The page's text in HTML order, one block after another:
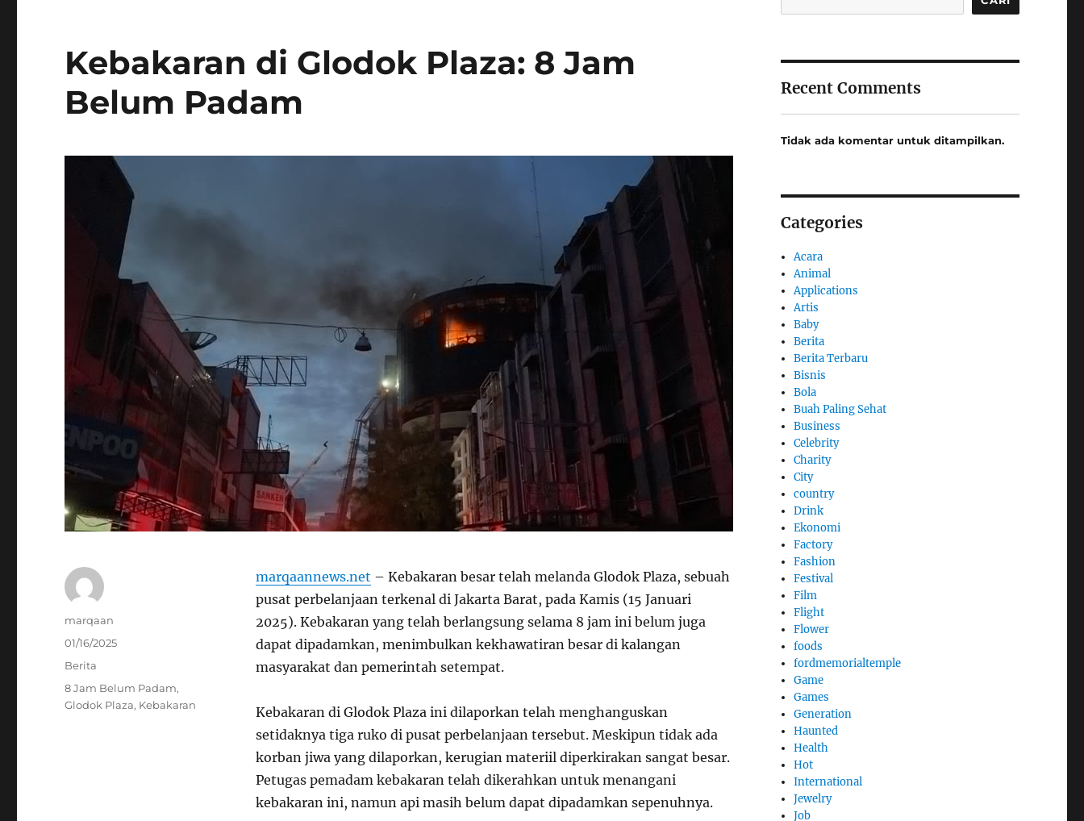
Kebakaran di Glodok Plaza: 8 Jam
Belum Padam
marqaannews.net – Kebakaran besar telah melanda Glodok Plaza, sebuah
pusat perbelanjaan terkenal di Jakarta Barat, pada Kamis (15 Januari
2025). Kebakaran yang telah berlangsung selama 8 jam ini belum juga
dapat dipadamkan, menimbulkan kekhawatiran besar di kalangan
masyarakat dan pemerintah setempat.
Kebakaran di Glodok Plaza ini dilaporkan telah menghanguskan
setidaknya tiga ruko di pusat perbelanjaan tersebut. Meskipun tidak ada
korban jiwa yang dilaporkan, kerugian materiil diperkirakan sangat besar.
Petugas pemadam kebakaran telah dikerahkan untuk menangani
kebakaran ini, namun api masih belum dapat dipadamkan sepenuhnya.
Author
marqaan
Posted
01/16/2025
Categories
Berita
Tags
8 Jam Belum Padam,
Glodok Plaza, Kebakaran
Recent Comments
Tidak ada komentar untuk ditampilkan.
Categories
Acara
Animal
Applications
Artis
Baby
Berita
Berita Terbaru
Bisnis
Bola
Buah Paling Sehat
Business
Celebrity
Charity
City
country
Drink
Ekonomi
Factory
Fashion
Festival
Film
Flight
Flower
foods
fordmemorialtemple
Game
Games
Generation
Haunted
Health
Hot
International
Jewelry
Job